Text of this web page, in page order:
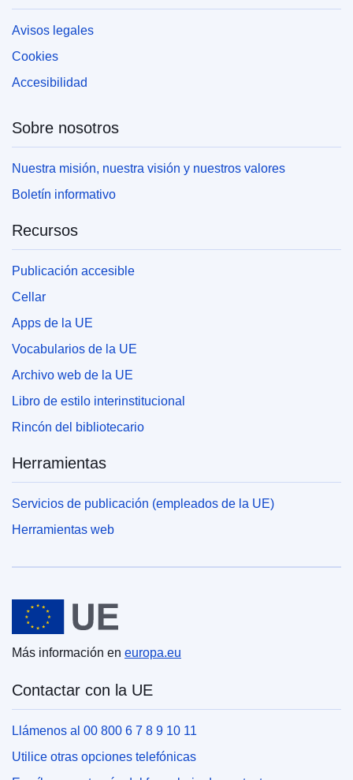
Avisos legales
Cookies
Accesibilidad
Sobre nosotros
Nuestra misión, nuestra visión y nuestros valores
Boletín informativo
Recursos
Publicación accesible
Cellar
Apps de la UE
Vocabularios de la UE
Archivo web de la UE
Libro de estilo interinstitucional
Rincón del bibliotecario
Herramientas
Servicios de publicación (empleados de la UE)
Herramientas web
Unión Europea
Más información en europa.eu
Contactar con la UE
Llámenos al 00 800 6 7 8 9 10 11
Utilice otras opciones telefónicas